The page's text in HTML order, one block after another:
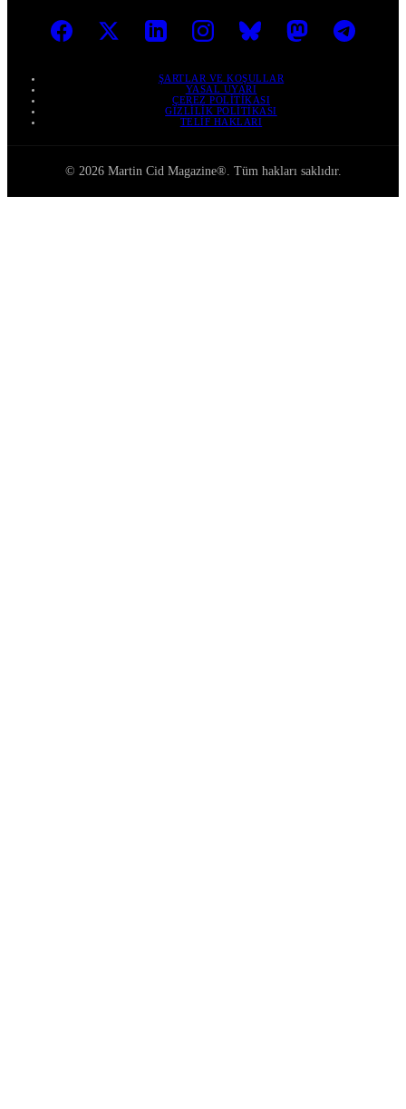
ŞARTLAR VE KOŞULLAR
YASAL UYARI
ÇEREZ POLITIKASI
GIZLILIK POLITIKASI
TELIF HAKLARI
© 2026 Martin Cid Magazine®. Tüm hakları saklıdır.